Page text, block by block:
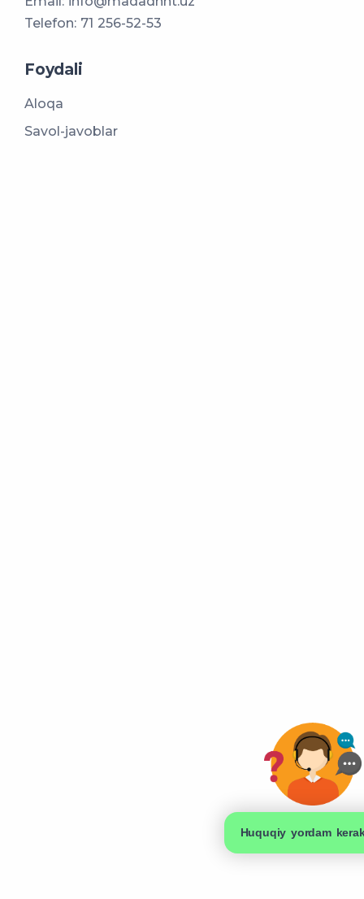
Telefon: 71 256-52-53
Foydali
Aloqa
Savol-javoblar
Huquqiy yordam